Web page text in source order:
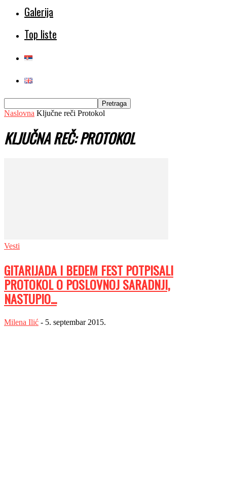
Galerija
Top liste
Naslovna Ključne reči Protokol
KLJUČNA REČ: PROTOKOL
Vesti
GITARIJADA I BEDEM FEST POTPISALI
PROTOKOL O POSLOVNOJ SARADNJI,
NASTUPIO...
Milena Ilić - 5. septembar 2015.